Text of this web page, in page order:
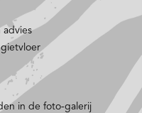
advies
in de foto-galerij